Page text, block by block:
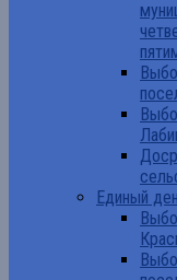
Единый